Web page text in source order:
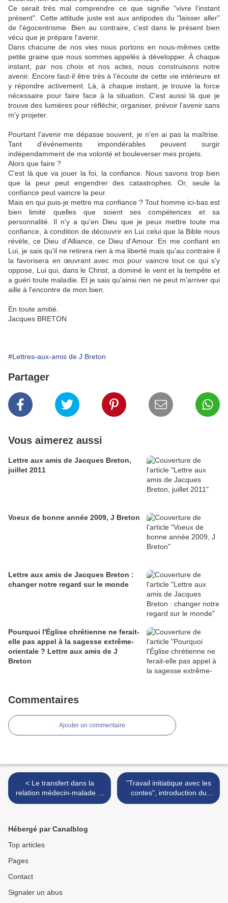
Ce serait très mal comprendre ce que signifie "vivre l'instant
présent". Cette attitude juste est aux antipodes du "laisser aller"
de l'égocentrisme. Bien au contraire, c'est dans le présent bien
vécu que je prépare l'avenir.
Dans chacune de nos vies nous portons en nous-mêmes cette
petite graine que nous sommes appelés à développer. À chaque
instant, par nos choix et nos actes, nous construisons notre
avenir. Encore faut-il être très à l'écoute de cette vie intérieure et
y répondre activement. Là, à chaque instant, je trouve la force
nécessaire pour faire face à la situation. C'est aussi là que je
trouve des lumières pour réfléchir, organiser, prévoir l'avenir sans
m'y projeter.
Pourtant l'avenir me dépasse souvent, je n'en ai pas la maîtrise.
Tant d'événements impondérables peuvent surgir
indépendamment de ma volonté et bouleverser mes projets.
Alors que faire ?
C'est là que va jouer la foi, la confiance. Nous savons trop bien
que la peur peut engendrer des catastrophes. Or, seule la
confiance peut vaincre la peur.
Mais en qui puis-je mettre ma confiance ? Tout homme ici-bas est
bien limité quelles que soient ses compétences et sa
personnalité. Il n'y a qu'en Dieu que je peux mettre toute ma
confiance, à condition de découvrir en Lui celui que la Bible nous
révèle, ce Dieu d'Alliance, ce Dieu d'Amour. En me confiant en
Lui, je sais qu'il ne retirera rien à ma liberté mais qu'au contraire il
la favorisera en œuvrant avec moi pour vaincre tout ce qui s'y
oppose, Lui qui, dans le Christ, a dominé le vent et la tempête et
a guéri toute maladie. Et je sais qu'ainsi rien ne peut m'arriver qui
aille à l'encontre de mon bien.
En toute amitié.
Jacques BRETON
#Lettres-aux-amis de J Breton
Partager
Vous aimerez aussi
Lettre aux amis de Jacques Breton,
juillet 2011
Voeux de bonne année 2009, J Breton
Lettre aux amis de Jacques Breton :
changer notre regard sur le monde
Pourquoi l'Église chrétienne ne ferait-
elle pas appel à la sagesse extrême-
orientale ? Lettre aux amis de J
Breton
Commentaires
Ajouter un commentaire
< Le transfert dans la
relation médecin-malade et
le "maître intérieur" par
"Travail initiatique avec les
contes", introduction du
livre de Hildegard
Hébergé par Canalblog
Top articles
Pages
Contact
Signaler un abus